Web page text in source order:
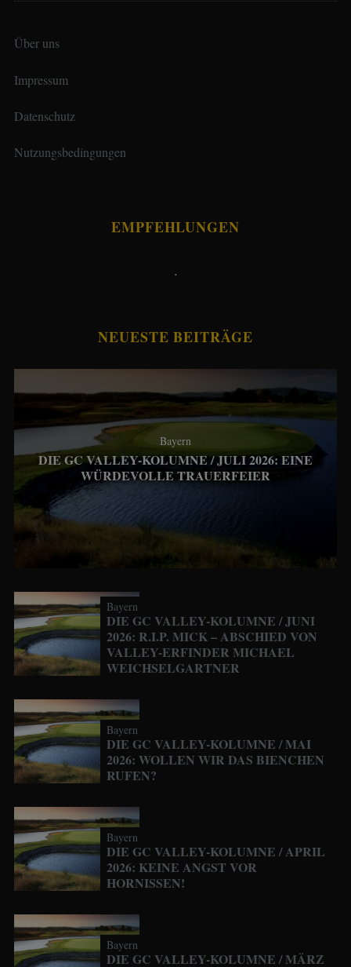
Über uns
Impressum
Datenschutz
Nutzungsbedingungen
EMPFEHLUNGEN
.
NEUESTE BEITRÄGE
Bayern
DIE GC VALLEY-KOLUMNE / JULI 2026: EINE
WÜRDEVOLLE TRAUERFEIER
Bayern
DIE GC VALLEY-KOLUMNE / JUNI
2026: R.I.P. MICK – ABSCHIED VON
VALLEY-ERFINDER MICHAEL
WEICHSELGARTNER
Bayern
DIE GC VALLEY-KOLUMNE / MAI
2026: WOLLEN WIR DAS BIENCHEN
RUFEN?
Bayern
DIE GC VALLEY-KOLUMNE / APRIL
2026: KEINE ANGST VOR
HORNISSEN!
Bayern
DIE GC VALLEY-KOLUMNE / MÄRZ